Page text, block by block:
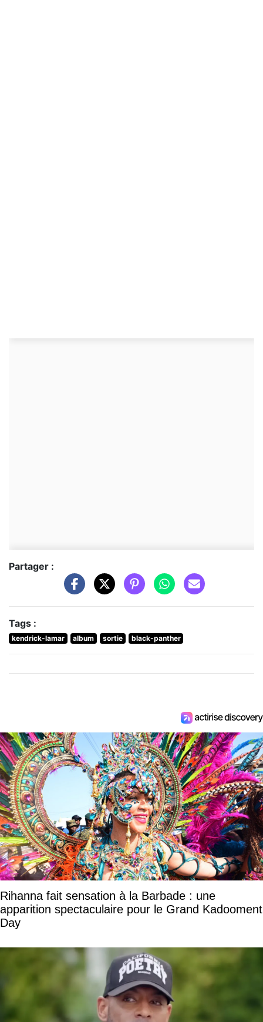
Partager :
Tags :
kendrick-lamar album sortie black-panther
Rihanna fait sensation à la Barbade : une
apparition spectaculaire pour le Grand Kadooment
Day